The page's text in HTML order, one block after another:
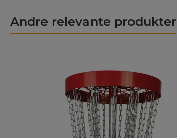
Andre relevante produkter